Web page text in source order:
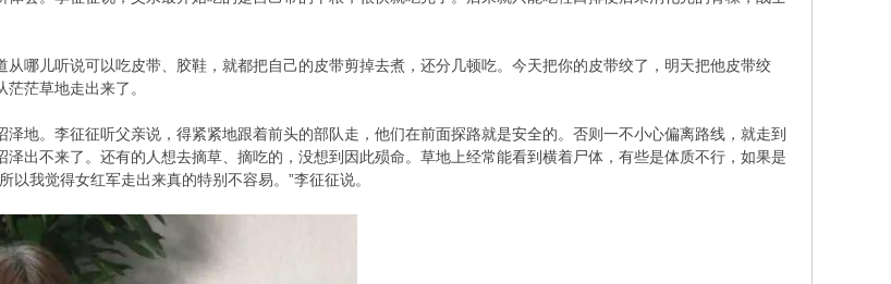
哪儿听说可以吃皮带、胶鞋，就都把自己的皮带剪掉去煮，还分几顿吃。今天把你的皮带绞了，明天把他皮带绞
茫草地走出来了。
地。李征征听父亲说，得紧紧地跟着前头的部队走，他们在前面探路就是安全的。否则一不小心偏离路线，就走到
出不来了。还有的人想去摘草、摘吃的，没想到因此殒命。草地上经常能看到横着尸体，有些是体质不行，如果是
以我觉得女红军走出来真的特别不容易。”李征征说。